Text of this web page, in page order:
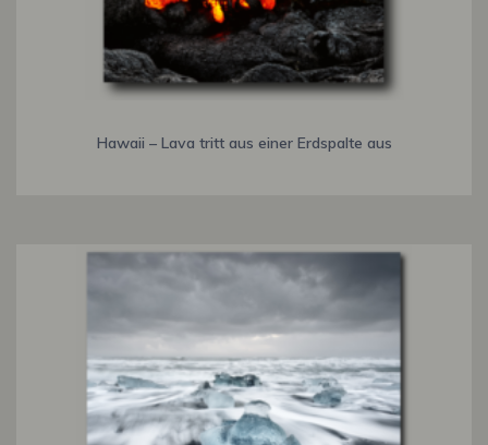
Hawaii – Lava tritt aus einer Erdspalte aus